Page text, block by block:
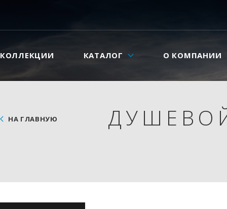
КОЛЛЕКЦИИ КАТАЛОГ О КОМПАНИИ
НА ГЛАВНУЮ